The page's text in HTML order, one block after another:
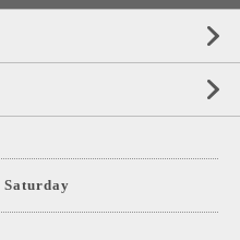
Saturday